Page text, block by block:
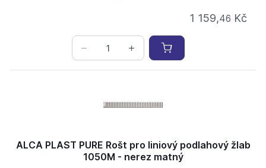
1 159,46 Kč
ALCA PLAST PURE Rošt pro liniový podlahový žlab
1050M - nerez matný